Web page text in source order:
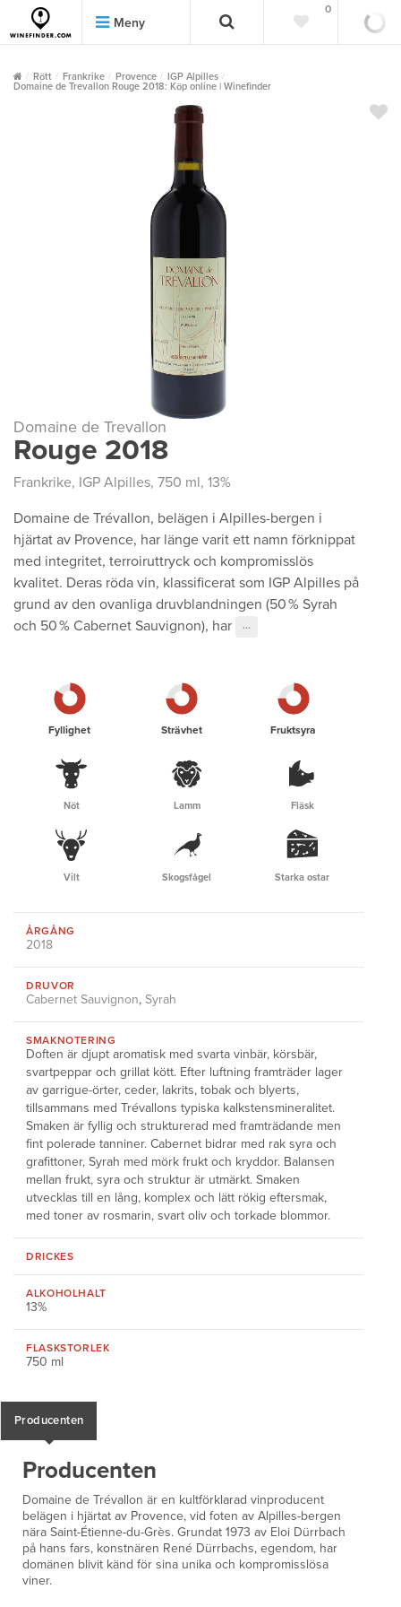
Meny
0
Rött Frankrike Provence
IGP Alpilles
Domaine de Trevallon Rouge 2018: Köp online | Winefinder
Domaine de Trevallon
Rouge 2018
Frankrike, IGP Alpilles, 750 ml, 13%
Domaine de Trévallon, belägen i Alpilles-bergen i
hjärtat av Provence, har länge varit ett namn förknippat
med integritet, terroiruttryck och kompromisslös
kvalitet. Deras röda vin, klassificerat som IGP Alpilles på
grund av den ovanliga druvblandningen (50 % Syrah
och 50 % Cabernet Sauvignon), har
···
Fyllighet Strävhet Fruktsyra
Nöt Lamm Fläsk
Vilt Skogsfågel Starka ostar
ÅRGÅNG
2018
DRUVOR
Cabernet Sauvignon, Syrah
SMAKNOTERING
Doften är djupt aromatisk med svarta vinbär, körsbär,
svartpeppar och grillat kött. Efter luftning framträder lager
av garrigue-örter, ceder, lakrits, tobak och blyerts,
tillsammans med Trévallons typiska kalkstensmineralitet.
Smaken är fyllig och strukturerad med framträdande men
fint polerade tanniner. Cabernet bidrar med rak syra och
grafittoner, Syrah med mörk frukt och kryddor. Balansen
mellan frukt, syra och struktur är utmärkt. Smaken
utvecklas till en lång, komplex och lätt rökig eftersmak,
med toner av rosmarin, svart oliv och torkade blommor.
DRICKES
ALKOHOLHALT
13%
FLASKSTORLEK
750 ml
Producenten
Producenten
Domaine de Trévallon är en kultförklarad vinproducent
belägen i hjärtat av Provence, vid foten av Alpilles-bergen
nära Saint-Étienne-du-Grès. Grundat 1973 av Eloi Dürrbach
på hans fars, konstnären René Dürrbachs, egendom, har
domänen blivit känd för sina unika och kompromisslösa
viner.
""